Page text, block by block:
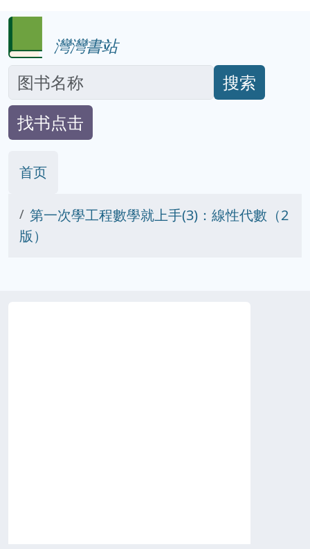
灣灣書站
搜索
找书点击
首页
第一次學工程數學就上手(3)：線性代數（2
版）